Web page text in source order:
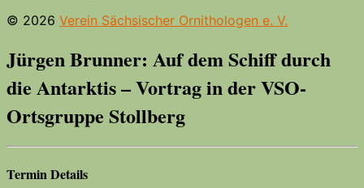
© 2026 Verein Sächsischer Ornithologen e. V.
Jürgen Brunner: Auf dem Schiff durch
die Antarktis – Vortrag in der VSO-
Ortsgruppe Stollberg
Termin Details